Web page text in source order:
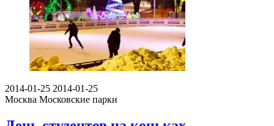
2014-01-25 2014-01-25
Москва Московские парки